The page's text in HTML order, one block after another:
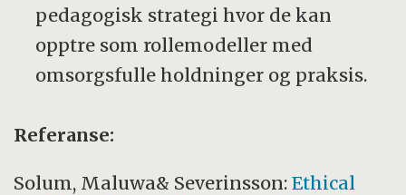
pedagogisk strategi hvor de kan
opptre som rollemodeller med
omsorgsfulle holdninger og praksis.
Referanse:
Solum, Maluwa& Severinsson:Ethical